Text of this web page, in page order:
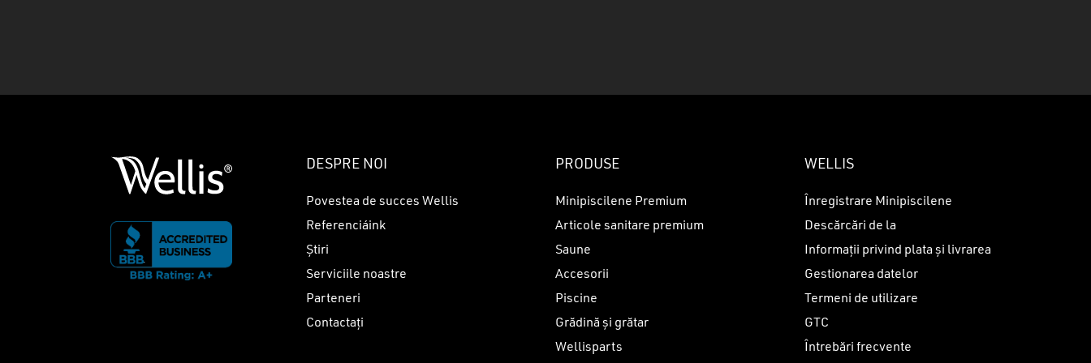
DESPRE NOI
Povestea de succes Wellis
Referenciáink
Știri
Serviciile noastre
Parteneri
Contactați
PRODUSE
Minipiscilene Premium
Articole sanitare premium
Saune
Accesorii
Piscine
Grădină și grătar
Wellisparts
WELLIS
Înregistrare Minipiscilene
Descărcări de la
Informații privind plata și livrarea
Gestionarea datelor
Termeni de utilizare
GTC
Întrebări frecvente